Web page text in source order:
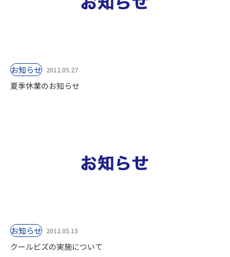
お知らせ 2012.05.27
夏季休業のお知らせ
お知らせ 2012.05.15
クールビズの実施について